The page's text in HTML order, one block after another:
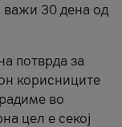
важи 30 дена од
потврда за
корисниците
во
цел е секој